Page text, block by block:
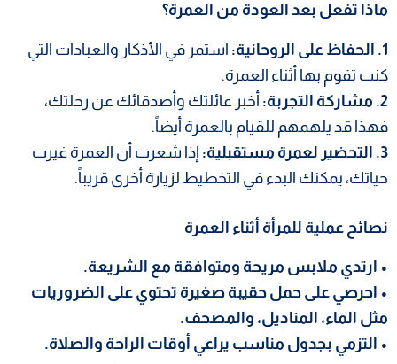
ماذا تفعل بعد العودة من العمرة؟
1. الحفاظ على الروحانية:
استمر في الأذكار والعبادات التي
كنت تقوم بها أثناء العمرة.
2. مشاركة التجربة:
أخبر عائلتك وأصدقائك عن رحلتك،
فهذا قد يلهمهم للقيام بالعمرة أيضاً.
3. التحضير لعمرة مستقبلية:
إذا شعرت أن العمرة غيرت
حياتك، يمكنك البدء في التخطيط لزيارة أخرى قريباً.
نصائح عملية للمرأة أثناء العمرة
• ارتدي ملابس مريحة ومتوافقة مع الشريعة.
• احرصي على حمل حقيبة صغيرة تحتوي على الضروريات
مثل الماء، المناديل، والمصحف.
• التزمي بجدول مناسب يراعي أوقات الراحة والصلاة.